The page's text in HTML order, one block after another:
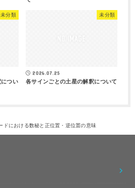
未分類
つい
未分類
2026.07.25
各サインごとの土星の解釈について
ドにおける数秘と正位置・逆位置の意味